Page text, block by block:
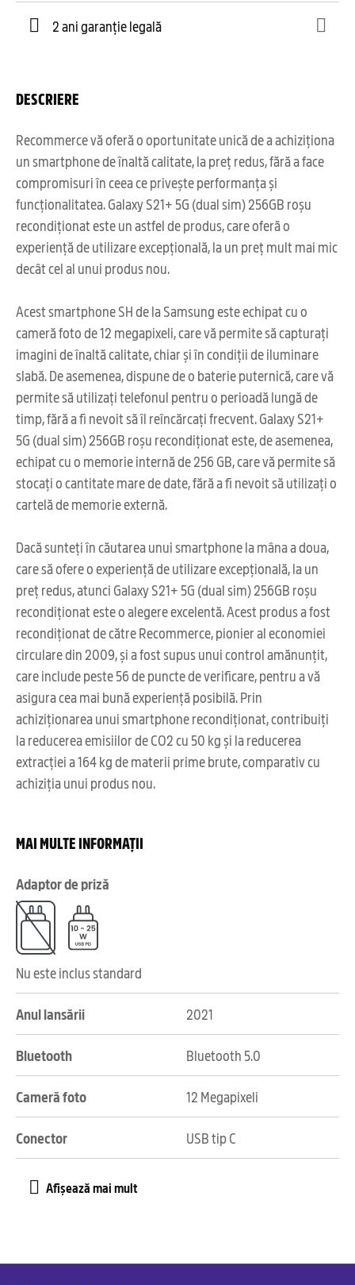
2 ani garanție legală
DESCRIERE
Recommerce vă oferă o oportunitate unică de a achiziționa
un smartphone de înaltă calitate, la preț redus, fără a face
compromisuri în ceea ce privește performanța și
funcționalitatea. Galaxy S21+ 5G (dual sim) 256GB roșu
recondiționat este un astfel de produs, care oferă o
experiență de utilizare excepțională, la un preț mult mai mic
decât cel al unui produs nou.
Acest smartphone SH de la Samsung este echipat cu o
cameră foto de 12 megapixeli, care vă permite să capturați
imagini de înaltă calitate, chiar și în condiții de iluminare
slabă. De asemenea, dispune de o baterie puternică, care vă
permite să utilizați telefonul pentru o perioadă lungă de
timp, fără a fi nevoit să îl reîncărcați frecvent. Galaxy S21+
5G (dual sim) 256GB roșu recondiționat este, de asemenea,
echipat cu o memorie internă de 256 GB, care vă permite să
stocați o cantitate mare de date, fără a fi nevoit să utilizați o
cartelă de memorie externă.
Dacă sunteți în căutarea unui smartphone la mâna a doua,
care să ofere o experiență de utilizare excepțională, la un
preț redus, atunci Galaxy S21+ 5G (dual sim) 256GB roșu
recondiționat este o alegere excelentă. Acest produs a fost
recondiționat de către Recommerce, pionier al economiei
circulare din 2009, și a fost supus unui control amănunțit,
care include peste 56 de puncte de verificare, pentru a vă
asigura cea mai bună experiență posibilă. Prin
achiziționarea unui smartphone recondiționat, contribuiți
la reducerea emisiilor de CO2 cu 50 kg și la reducerea
extracției a 164 kg de materii prime brute, comparativ cu
achiziția unui produs nou.
MAI MULTE INFORMAȚII
Adaptor de priză
Nu este inclus standard
Anul lansării 2021
Bluetooth Bluetooth 5.0
Cameră foto 12 Megapixeli
Conector USB tip C